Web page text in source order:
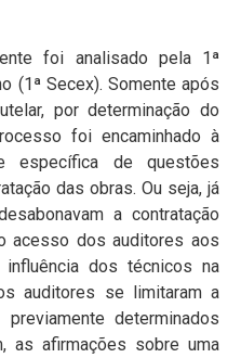
foi analisado pela 1ª
(1ª Secex). Somente após
por determinação do
foi encaminhado à
específica de questões
das obras. Ou seja, já
a contratação
acesso dos auditores aos
dos técnicos na
auditores se limitaram a
determinados
as afirmações sobre uma